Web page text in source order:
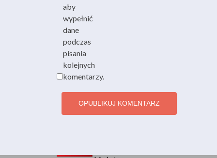
aby
wypełnić
dane
podczas
pisania
kolejnych
komentarzy.